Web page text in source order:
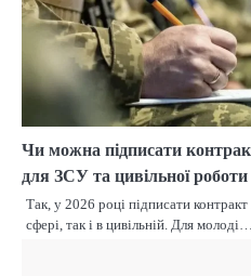
Чи можна підписати
для ЗСУ та цивільної роботи
Так, у 2026 році підписати контракт
сфері, так і в цивільній. Для молоді…